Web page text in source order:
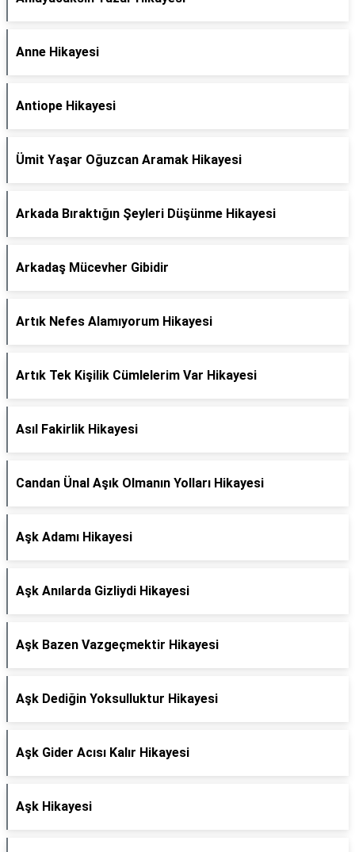
Anne Hikayesi
Antiope Hikayesi
Ümit Yaşar Oğuzcan Aramak Hikayesi
Arkada Bıraktığın Şeyleri Düşünme Hikayesi
Arkadaş Mücevher Gibidir
Artık Nefes Alamıyorum Hikayesi
Artık Tek Kişilik Cümlelerim Var Hikayesi
Asıl Fakirlik Hikayesi
Candan Ünal Aşık Olmanın Yolları Hikayesi
Aşk Adamı Hikayesi
Aşk Anılarda Gizliydi Hikayesi
Aşk Bazen Vazgeçmektir Hikayesi
Aşk Dediğin Yoksulluktur Hikayesi
Aşk Gider Acısı Kalır Hikayesi
Aşk Hikayesi